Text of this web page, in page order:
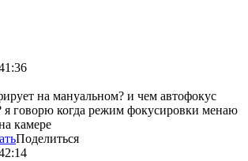
на мануальном? и чем автофокус
я говорю когда режим фокусировки менаю
камере
Поделиться